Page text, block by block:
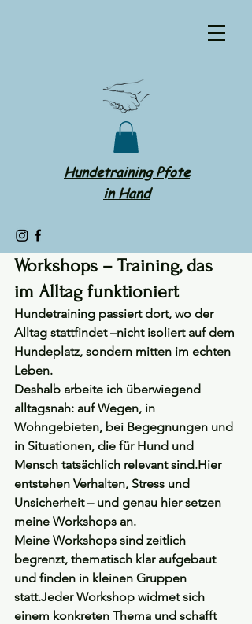
Hundetraining Pfote
in Hand
Workshops – Training, das
im Alltag funktioniert
Hundetraining passiert dort, wo der
Alltag stattfindet –nicht isoliert auf dem
Hundeplatz, sondern mitten im echten
Leben.
Deshalb arbeite ich überwiegend
alltagsnah: auf Wegen, in
Wohngebieten, bei Begegnungen und
in Situationen, die für Hund und
Mensch tatsächlich relevant sind.Hier
entstehen Verhalten, Stress und
Unsicherheit – und genau hier setzen
meine Workshops an.
Meine Workshops sind zeitlich
begrenzt, thematisch klar aufgebaut
und finden in kleinen Gruppen
statt.Jeder Workshop widmet sich
einem konkreten Thema und schafft